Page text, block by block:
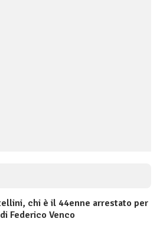
chi è il 44enne arrestato per
Federico Venco